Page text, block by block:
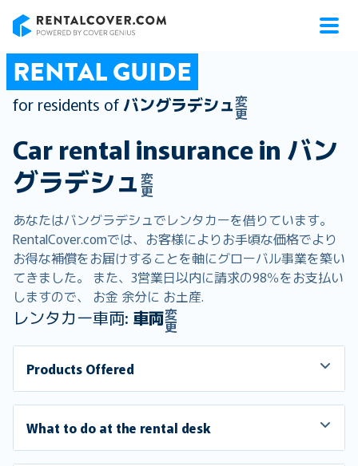
RENTAL GUIDE
for residents of バングラデシュ変
更
Car rental insurance in バン
グラデシュ 変
更
あなたはバングラデシュでレンタカーを借りています。
RentalCover.comでは、お客様によりお手頃な価格でより
お得な補償をお届けすることを軸にグローバル事業を築い
てきました。 また、3営業日以内に請求の98％をお支払い
しますので、 お金 余分に お土産.
レンタカー車両: 車両変
更
Products Offered
What to do at the rental desk